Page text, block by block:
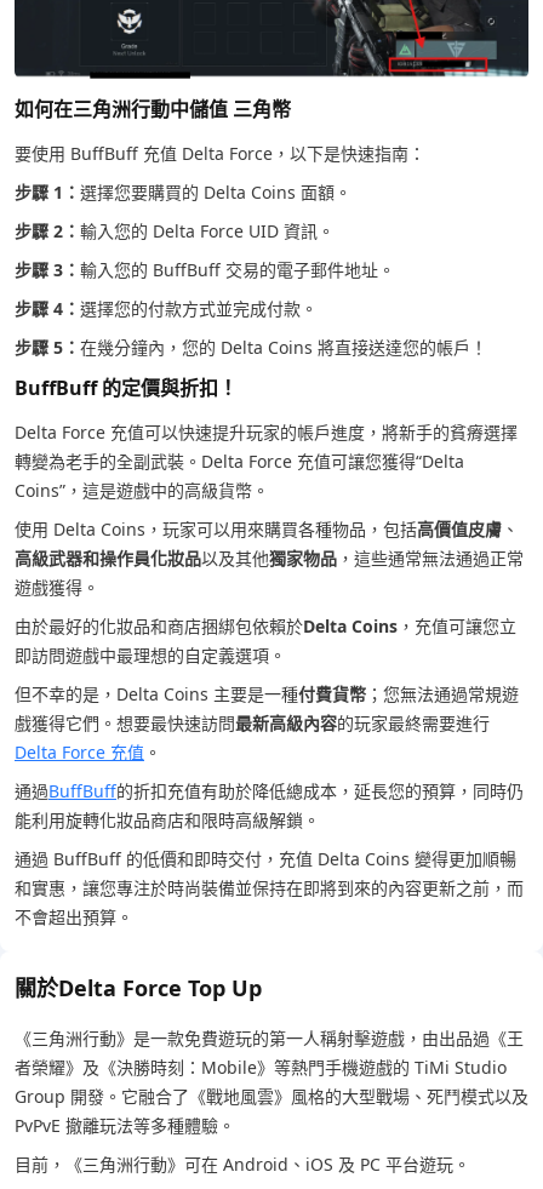
如何在三角洲行動中儲值 三角幣
要使用 BuffBuff 充值 Delta Force，以下是快速指南：
步驟 1： 選擇您要購買的 Delta Coins 面額。
步驟 2： 輸入您的 Delta Force UID 資訊。
步驟 3： 輸入您的 BuffBuff 交易的電子郵件地址。
步驟 4： 選擇您的付款方式並完成付款。
步驟 5： 在幾分鐘內，您的 Delta Coins 將直接送達您的帳戶！
BuffBuff 的定價與折扣！
Delta Force 充值可以快速提升玩家的帳戶進度，將新手的貧瘠選擇
轉變為老手的全副武裝。Delta Force 充值可讓您獲得“Delta
Coins”，這是遊戲中的高級貨幣。
使用 Delta Coins，玩家可以用來購買各種物品，包括高價值皮膚 、
高級武器和操作員化妝品以及其他獨家物品 ，這些通常無法通過正常
遊戲獲得。
由於最好的化妝品和商店捆綁包依賴於Delta Coins ，充值可讓您立
即訪問遊戲中最理想的自定義選項。
但不幸的是，Delta Coins 主要是一種付費貨幣 ；您無法通過常規遊
戲獲得它們。想要最快速訪問最新高級內容的玩家最終需要進行
Delta Force 充值 。
通過BuffBuff的折扣充值有助於降低總成本，延長您的預算，同時仍
能利用旋轉化妝品商店和限時高級解鎖。
通過 BuffBuff 的低價和即時交付，充值 Delta Coins 變得更加順暢
和實惠，讓您專注於時尚裝備並保持在即將到來的內容更新之前，而
不會超出預算。
關於Delta Force Top Up
《三角洲行動》是一款免費遊玩的第一人稱射擊遊戲，由出品過《王
者榮耀》及《決勝時刻：Mobile》等熱門手機遊戲的 TiMi Studio
Group 開發。它融合了《戰地風雲》風格的大型戰場、死鬥模式以及
PvPvE 撤離玩法等多種體驗。
目前，《三角洲行動》可在 Android、iOS 及 PC 平台遊玩。